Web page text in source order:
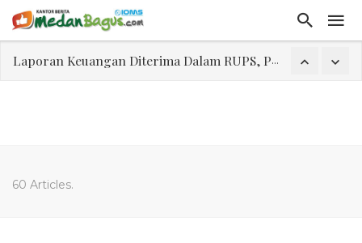
Laporan Keuangan Diterima Dalam RUPS, Pelaporan Hingga Penahanan Mantan Direktur PT GKS Dinilai Rancu
60 Articles.